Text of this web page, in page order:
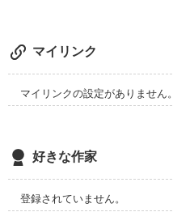
マイリンク
マイリンクの設定がありません。
好きな作家
登録されていません。